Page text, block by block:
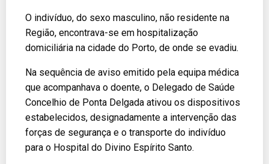
O indivíduo, do sexo masculino, não residente na
Região, encontrava-se em hospitalização
domiciliária na cidade do Porto, de onde se evadiu.
Na sequência de aviso emitido pela equipa médica
que acompanhava o doente, o Delegado de Saúde
Concelhio de Ponta Delgada ativou os dispositivos
estabelecidos, designadamente a intervenção das
forças de segurança e o transporte do indivíduo
para o Hospital do Divino Espírito Santo.